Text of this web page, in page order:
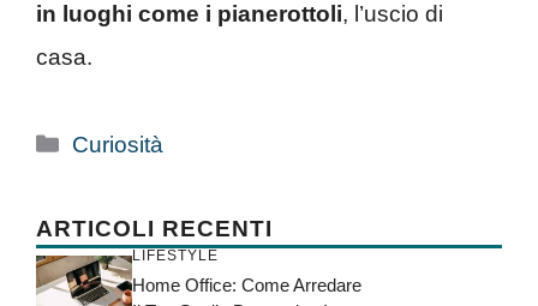
in luoghi come i pianerottoli, l’uscio di
casa.
Categorie
Curiosità
ARTICOLI RECENTI
LIFESTYLE
Home Office: Come Arredare